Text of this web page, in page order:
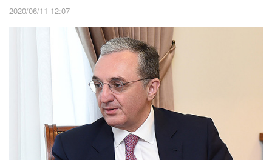
2020/06/11 12:07